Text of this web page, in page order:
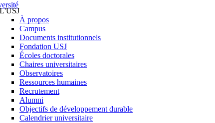
L'USJ
À propos
Campus
Documents institutionnels
Fondation USJ
Écoles doctorales
Chaires universitaires
Observatoires
Ressources humaines
Recrutement
Alumni
Objectifs de développement durable
Calendrier universitaire